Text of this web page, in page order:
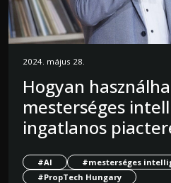
2024. május 28.
Hogyan
mesterséges
ingatlanos
#AI
#mesterséges
#PropTech Hungary